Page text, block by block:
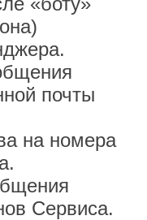
почты
на номера
Сервиса.